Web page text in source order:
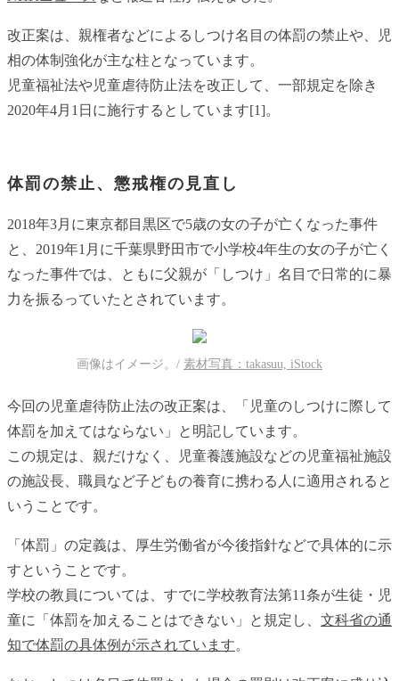
改正案は、親権者などによるしつけ名目の体罰の禁止や、児
相の体制強化が主な柱となっています。
児童福祉法や児童虐待防止法を改正して、一部規定を除き
2020年4月1日に施行するとしています[1]。
体罰の禁止、懲戒権の見直し
2018年3月に東京都目黒区で5歳の女の子が亡くなった事件
と、2019年1月に千葉県野田市で小学校4年生の女の子が亡く
なった事件では、ともに父親が「しつけ」名目で日常的に暴
力を振るっていたとされています。
画像はイメージ。/ 素材写真：takasuu, iStock
今回の児童虐待防止法の改正案は、「児童のしつけに際して
体罰を加えてはならない」と明記しています。
この規定は、親だけなく、児童養護施設などの児童福祉施設
の施設長、職員など子どもの養育に携わる人に適用されると
いうことです。
「体罰」の定義は、厚生労働省が今後指針などで具体的に示
すということです。
学校の教員については、すでに学校教育法第11条が生徒・児
童に「体罰を加えることはできない」と規定し、 文科省の通
知で体罰の具体例が示されています。